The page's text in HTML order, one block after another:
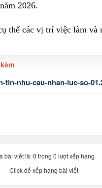
2026.
thể các vị trí việc làm và
tin-nhu-cau-nhan-luc-so-
bài viết là: 0 trong 0 lượt xếp hạng
Click để xếp hạng bài viết